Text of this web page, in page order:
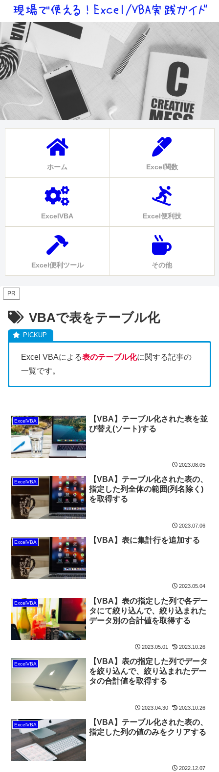
ホーム Excel関数
ExcelVBA Excel便利技
Excel便利ツール その他
PR
VBAで表をテーブル化
Excel VBAによる表のテーブル化に関する記事の
一覧です。
ExcelVBA
【VBA】テーブル化された表を並
び替え(ソート)する
2023.08.05
ExcelVBA
【VBA】テーブル化された表の、
指定した列全体の範囲(列名除く)
を取得する
2023.07.06
ExcelVBA 【VBA】表に集計行を追加する
2023.05.04
ExcelVBA
【VBA】表の指定した列で各デー
タにて絞り込んで、絞り込まれた
データ別の合計値を取得する
2023.05.01 2023.10.26
ExcelVBA
【VBA】表の指定した列でデータ
を絞り込んで、絞り込まれたデー
タの合計値を取得する
2023.04.30 2023.10.26
ExcelVBA
【VBA】テーブル化された表の、
指定した列の値のみをクリアする
2022.12.07